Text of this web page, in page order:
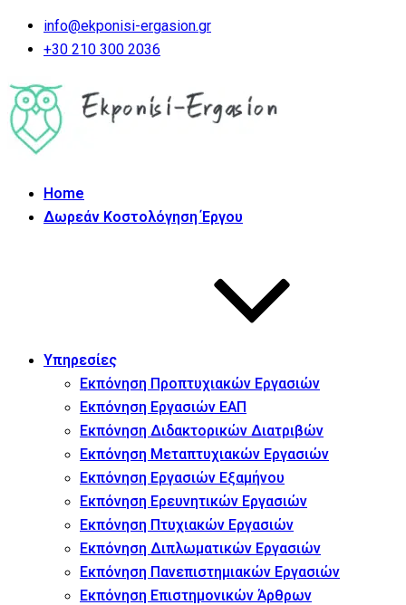
info@ekponisi-ergasion.gr
+30 210 300 2036
Home
Δωρεάν Κοστολόγηση Έργου
Υπηρεσίες
Εκπόνηση Προπτυχιακών Εργασιών
Εκπόνηση Εργασιών ΕΑΠ
Εκπόνηση Διδακτορικών Διατριβών
Εκπόνηση Μεταπτυχιακών Εργασιών
Εκπόνηση Εργασιών Εξαμήνου
Εκπόνηση Ερευνητικών Εργασιών
Εκπόνηση Πτυχιακών Εργασιών
Εκπόνηση Διπλωματικών Εργασιών
Εκπόνηση Πανεπιστημιακών Εργασιών
Εκπόνηση Επιστημονικών Άρθρων